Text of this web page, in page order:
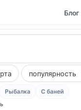
Блог
популярность
Рыбалка
С баней